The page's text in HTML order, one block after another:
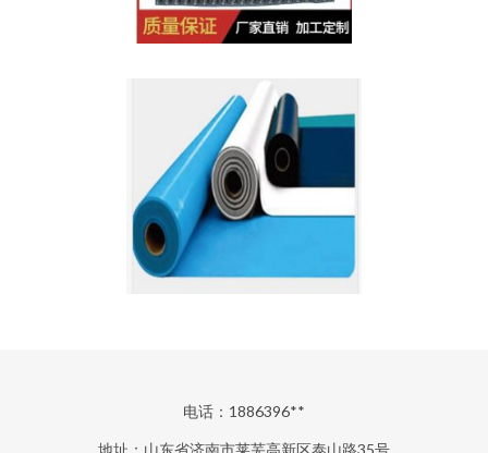
电话：1886396**
地址：山东省济南市莱芜高新区泰山路35号